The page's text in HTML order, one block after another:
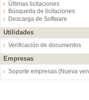
Últimas licitaciones
Búsqueda de licitaciones
Descarga de Software
Utilidades
Verificación de documentos
Empresas
Soporte empresas (Nueva